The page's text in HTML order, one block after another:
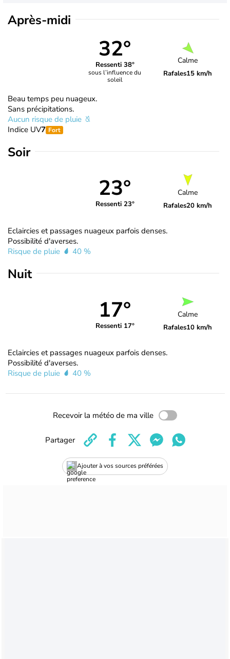
Après-midi
32°
Ressenti 38°
sous l’influence du
soleil
Calme
Rafales15 km/h
Beau temps peu nuageux.
Sans précipitations.
Aucun risque de pluie
Indice UV7 Fort
Soir
23°
Ressenti 23°
Calme
Rafales20 km/h
Eclaircies et passages nuageux parfois denses.
Possibilité d'averses.
Risque de pluie
40 %
Nuit
17°
Ressenti 17°
Calme
Rafales10 km/h
Eclaircies et passages nuageux parfois denses.
Possibilité d'averses.
Risque de pluie
40 %
Recevoir la météo de ma ville
Ajouter à vos sources préférées
Partager